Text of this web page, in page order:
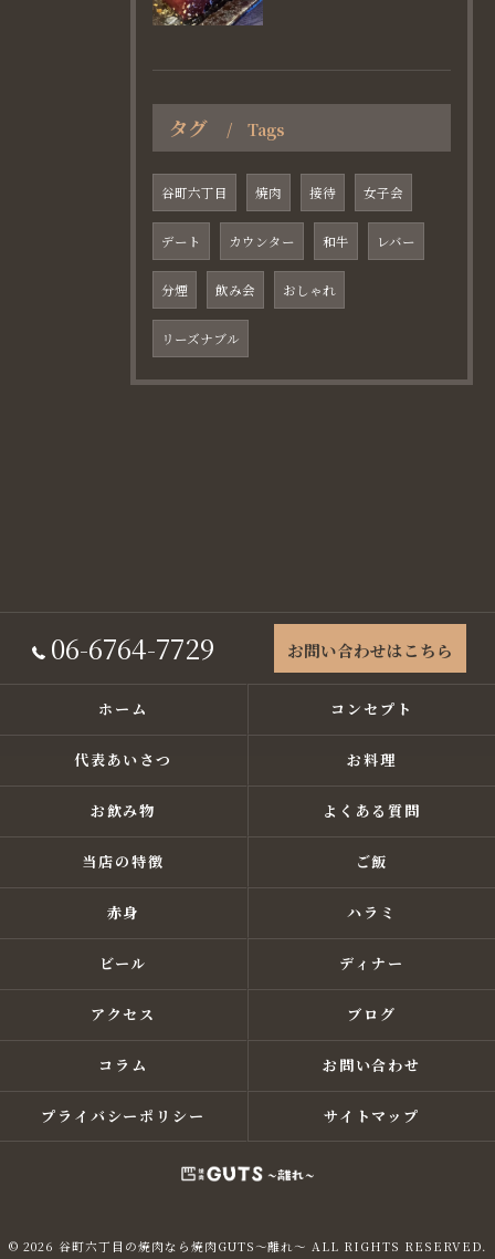
タグ Tags
谷町六丁目 焼肉 接待 女子会
デート カウンター 和牛 レバー
分煙 飲み会 おしゃれ
リーズナブル
06-6764-7729 お問い合わせはこちら
ホーム コンセプト
代表あいさつ お料理
お飲み物 よくある質問
当店の特徴 ご飯
赤身 ハラミ
ビール ディナー
アクセス ブログ
コラム お問い合わせ
プライバシーポリシー サイトマップ
© 2026 谷町六丁目の焼肉なら焼肉GUTS～離れ～ ALL RIGHTS RESERVED.